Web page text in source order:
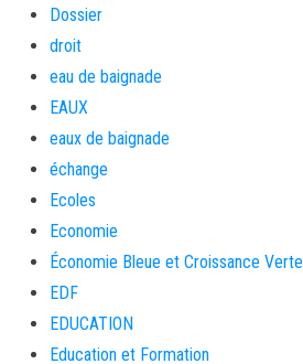
Dossier
droit
eau de baignade
EAUX
eaux de baignade
échange
Ecoles
Economie
Économie Bleue et Croissance Verte
EDF
EDUCATION
Education et Formation